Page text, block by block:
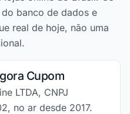
banco de dados e
real de hoje, não uma
Cupom
LTDA, CNPJ
no ar desde 2017.